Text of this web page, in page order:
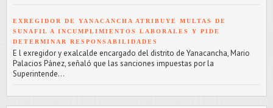
EXREGIDOR DE YANACANCHA ATRIBUYE MULTAS DE
SUNAFIL A INCUMPLIMIENTOS LABORALES Y PIDE
DETERMINAR RESPONSABILIDADES
E l exregidor y exalcalde encargado del distrito de Yanacancha, Mario
Palacios Pánez, señaló que las sanciones impuestas por la
Superintende...